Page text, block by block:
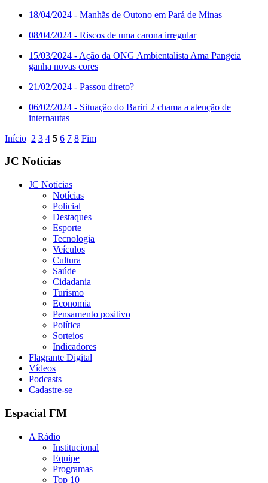
18/04/2024 - Manhãs de Outono em Pará de Minas
08/04/2024 - Riscos de uma carona irregular
15/03/2024 - Ação da ONG Ambientalista Ama Pangeia
ganha novas cores
21/02/2024 - Passou direto?
06/02/2024 - Situação do Bariri 2 chama a atenção de
internautas
Início 2 3 4 5 6 7 8 Fim
JC Notícias
JC Notícias
Notícias
Policial
Destaques
Esporte
Tecnologia
Veículos
Cultura
Saúde
Cidadania
Turismo
Economia
Pensamento positivo
Política
Sorteios
Indicadores
Flagrante Digital
Vídeos
Podcasts
Cadastre-se
Espacial FM
A Rádio
Institucional
Equipe
Programas
Top 10